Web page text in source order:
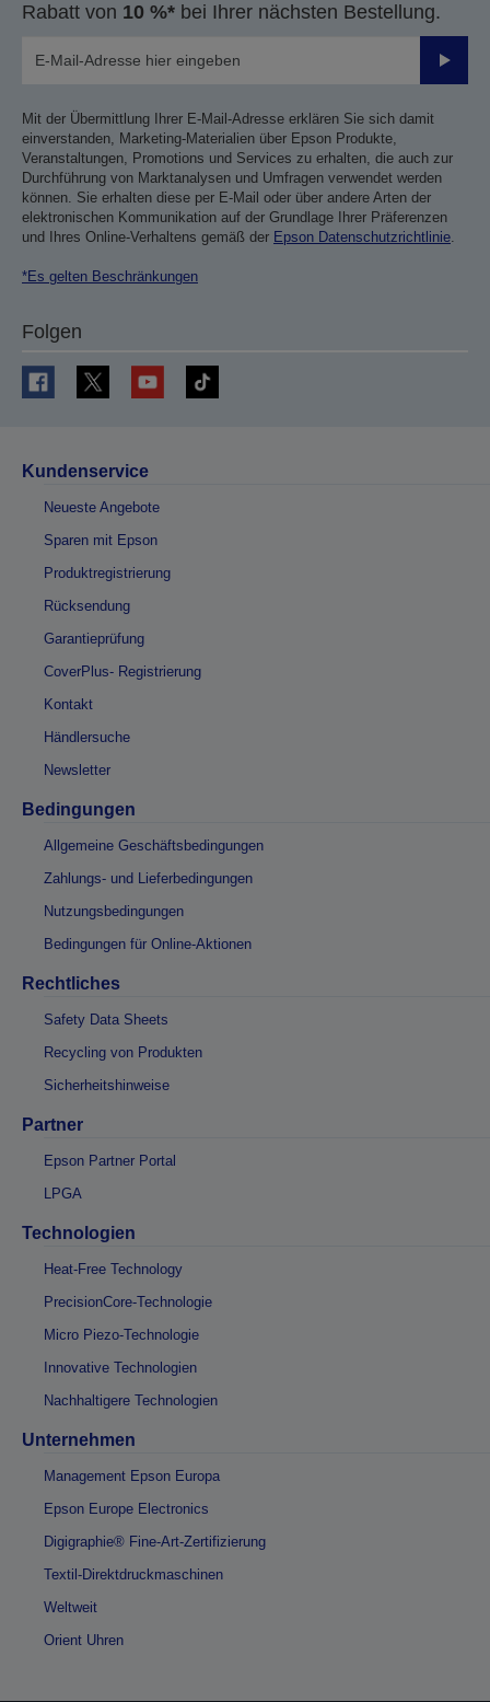
Rabatt von 10 %* bei Ihrer nächsten Bestellung.
Mit der Übermittlung Ihrer E-Mail-Adresse erklären Sie sich damit
einverstanden, Marketing-Materialien über Epson Produkte,
Veranstaltungen, Promotions und Services zu erhalten, die auch zur
Durchführung von Marktanalysen und Umfragen verwendet werden
können. Sie erhalten diese per E-Mail oder über andere Arten der
elektronischen Kommunikation auf der Grundlage Ihrer Präferenzen
und Ihres Online-Verhaltens gemäß der Epson Datenschutzrichtlinie.
*Es gelten Beschränkungen
Folgen
Kundenservice
Neueste Angebote
Sparen mit Epson
Produktregistrierung
Rücksendung
Garantieprüfung
CoverPlus- Registrierung
Kontakt
Händlersuche
Newsletter
Bedingungen
Allgemeine Geschäftsbedingungen
Zahlungs- und Lieferbedingungen
Nutzungsbedingungen
Bedingungen für Online-Aktionen
Rechtliches
Safety Data Sheets
Recycling von Produkten
Sicherheitshinweise
Partner
Epson Partner Portal
LPGA
Technologien
Heat-Free Technology
PrecisionCore-Technologie
Micro Piezo-Technologie
Innovative Technologien
Nachhaltigere Technologien
Unternehmen
Management Epson Europa
Epson Europe Electronics
Digigraphie® Fine-Art-Zertifizierung
Textil-Direktdruckmaschinen
Weltweit
Orient Uhren